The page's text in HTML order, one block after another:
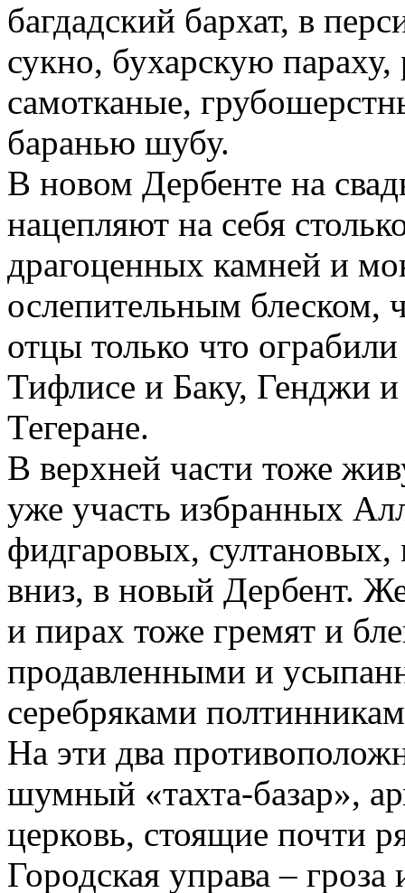
багдадский бархат, в
сукно, бухарскую
самотканые,
баранью шубу.
В новом Дербенте на
нацепляют на себя
драгоценных камней и
ослепительным блеском,
отцы только что
Тифлисе и Баку, Генджи
Тегеране.
В верхней части тоже
уже участь избранных
фидгаровых,
вниз, в новый Дербент.
и пирах тоже гремят и
продавленными и
серебряками
На эти два
шумный «тахта-базар»,
церковь, стоящие почти
Городская управа –